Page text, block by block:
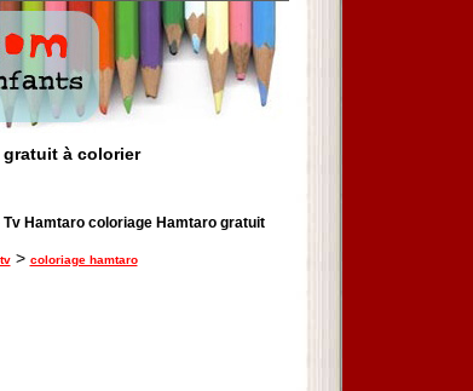
gratuit à colorier
Hamtaro coloriage Hamtaro gratuit
> coloriage hamtaro